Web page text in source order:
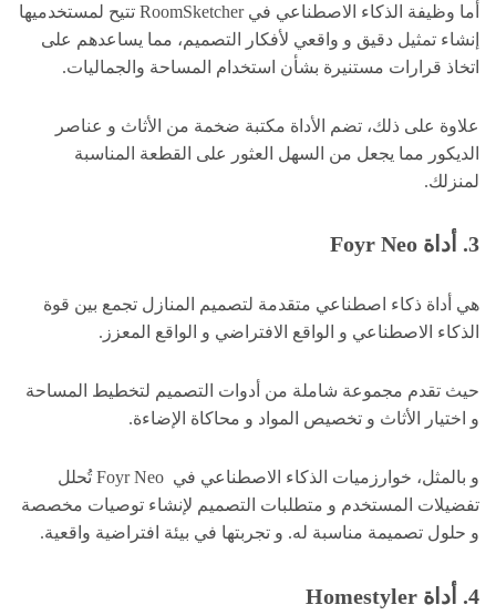
أما وظيفة الذكاء الاصطناعي في RoomSketcher تتيح لمستخدميها
إنشاء تمثيل دقيق و واقعي لأفكار التصميم، مما يساعدهم على
اتخاذ قرارات مستنيرة بشأن استخدام المساحة والجماليات.
علاوة على ذلك، تضم الأداة مكتبة ضخمة من الأثاث و عناصر
الديكور مما يجعل من السهل العثور على القطعة المناسبة
لمنزلك.
3. أداة Foyr Neo
هي أداة ذكاء اصطناعي متقدمة لتصميم المنازل تجمع بين قوة
الذكاء الاصطناعي و الواقع الافتراضي و الواقع المعزز.
حيث تقدم مجموعة شاملة من أدوات التصميم لتخطيط المساحة
و اختيار الأثاث و تخصيص المواد و محاكاة الإضاءة.
و بالمثل، خوارزميات الذكاء الاصطناعي في Foyr Neo تُحلل
تفضيلات المستخدم و متطلبات التصميم لإنشاء توصيات مخصصة
و حلول تصميمة مناسبة له. و تجربتها في بيئة افتراضية واقعية.
4. أداة Homestyler